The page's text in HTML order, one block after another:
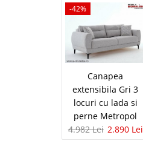
-42%
-42%
Canapea
extensibila Gri 3
locuri cu lada si
perne Metropol
4.982 Lei 2.890 Lei